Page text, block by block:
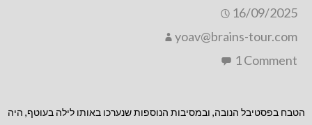
16/09/2025
yoav@brains-tour.com
1 Comment
הטבח בפסטיבל הנובה, ובמסיבות הנוספות שנערכו באותו לילה בעוטף, היה